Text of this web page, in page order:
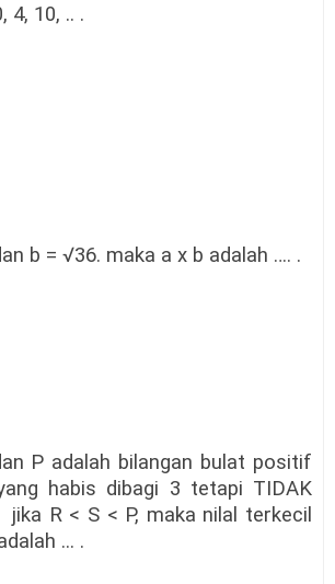
4, 10, .. .
b = √36. maka a x b adalah …. .
P adalah bilangan bulat positif
habis dibagi 3 tetapi TIDAK
jika R < S < P, maka nilal terkecil
... .